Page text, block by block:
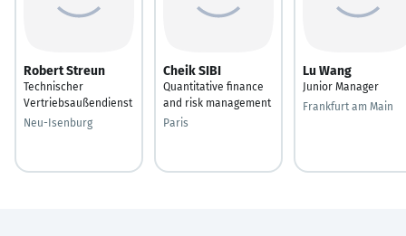
Robert Streun
Technischer
Vertriebsaußendienst
Neu-Isenburg
Cheik SIBI
Quantitative finance
and risk management
Paris
Lu Wang
Junior Manager
Frankfurt am Main